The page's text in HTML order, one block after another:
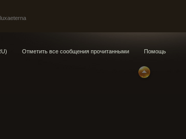
Отметить все сообщения прочитанными Помощь